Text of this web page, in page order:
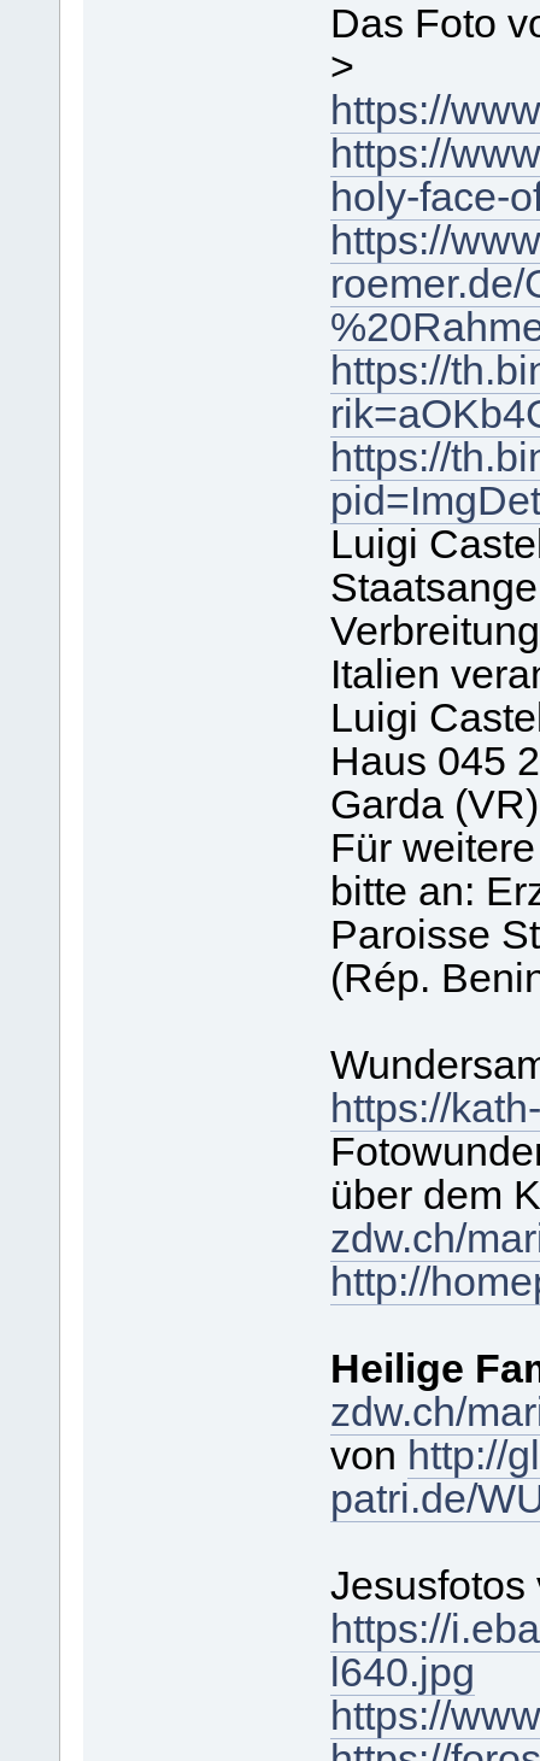
Das Foto
>
https://
https://
holy-face-
https://
https://
https://
Luigi
Italien
Luigi
Haus 045
Garda
Für
bitte an:
Paroisse
(Rép.
https://
über dem
zdw.ch/
http://
Heilige
zdw.ch/
von http://
patri.de/
https://
l640.jpg
https://